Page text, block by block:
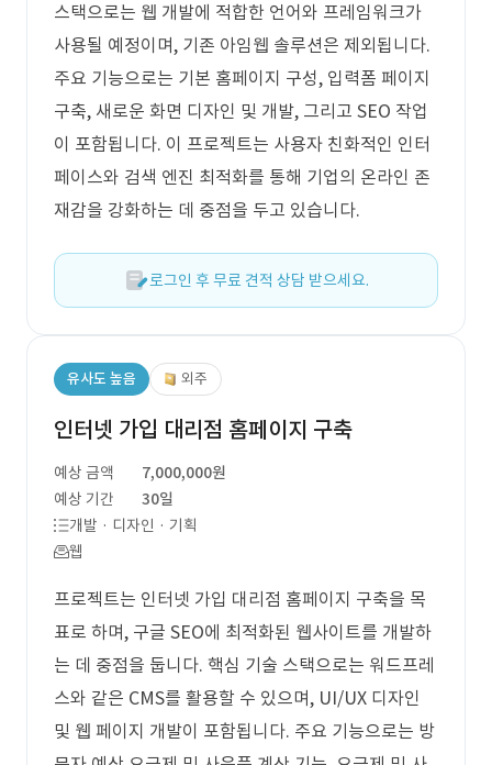
스택으로는 웹 개발에 적합한 언어와 프레임워크가
사용될 예정이며, 기존 아임웹 솔루션은 제외됩니다.
주요 기능으로는 기본 홈페이지 구성, 입력폼 페이지
구축, 새로운 화면 디자인 및 개발, 그리고 SEO 작업
이 포함됩니다. 이 프로젝트는 사용자 친화적인 인터
페이스와 검색 엔진 최적화를 통해 기업의 온라인 존
재감을 강화하는 데 중점을 두고 있습니다.
로그인 후 무료 견적 상담 받으세요.
유사도 높음 외주
인터넷 가입 대리점 홈페이지 구축
예상 금액
7,000,000원
예상 기간
30일
개발 · 디자인 · 기획
웹
프로젝트는 인터넷 가입 대리점 홈페이지 구축을 목
표로 하며, 구글 SEO에 최적화된 웹사이트를 개발하
는 데 중점을 둡니다. 핵심 기술 스택으로는 워드프레
스와 같은 CMS를 활용할 수 있으며, UI/UX 디자인
및 웹 페이지 개발이 포함됩니다. 주요 기능으로는 방